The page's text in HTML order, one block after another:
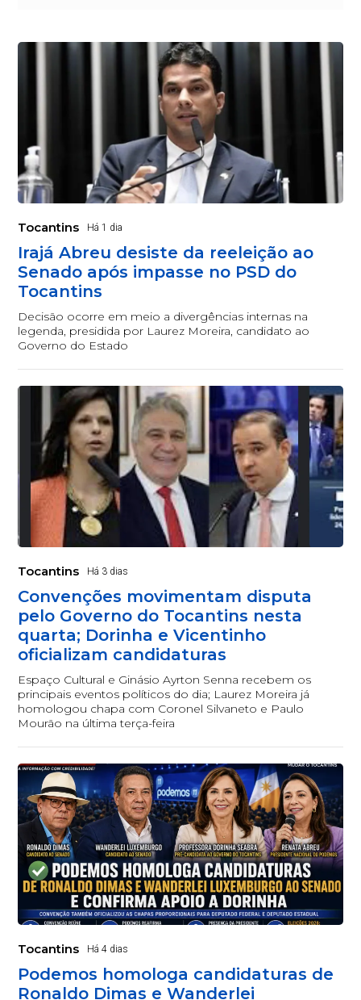
Tocantins Há 1 dia
Irajá Abreu desiste da reeleição ao
Senado após impasse no PSD do
Tocantins
Decisão ocorre em meio a divergências internas na
legenda, presidida por Laurez Moreira, candidato ao
Governo do Estado
Tocantins Há 3 dias
Convenções movimentam disputa
pelo Governo do Tocantins nesta
quarta; Dorinha e Vicentinho
oficializam candidaturas
Espaço Cultural e Ginásio Ayrton Senna recebem os
principais eventos políticos do dia; Laurez Moreira já
homologou chapa com Coronel Silvaneto e Paulo
Mourão na última terça-feira
Tocantins Há 4 dias
Podemos homologa candidaturas de
Ronaldo Dimas e Wanderlei